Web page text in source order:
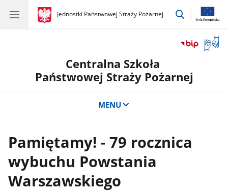
gov.pl
Jednostki Państwowej Straży Pożarnej
gov.pl
Jednostki
przejdź
okno
Centralna Szkoła
Państwowej Straży Pożarnej
MENU
Pamiętamy! - 79 rocznica
wybuchu Powstania
Warszawskiego